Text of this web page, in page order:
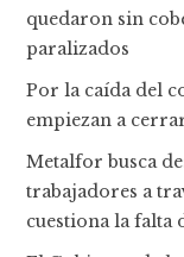
quedaron sin
paralizados
Por la caída del
empiezan a
Metalfor busca
trabajadores a
cuestiona la falta